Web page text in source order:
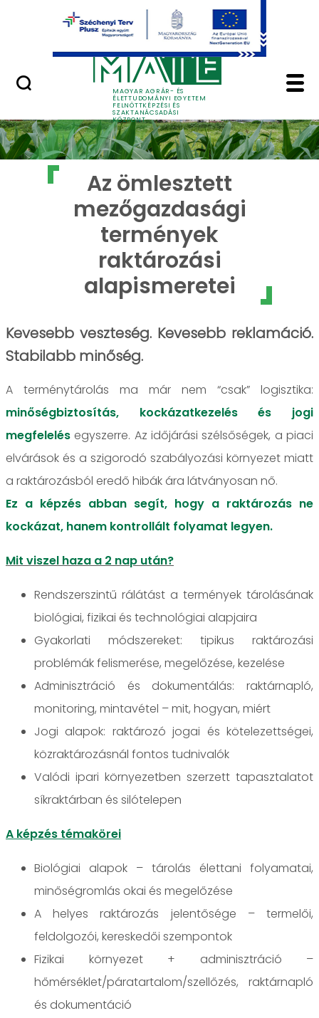
Ugrás a fő tartalomhoz
MAGYAR AGRÁR- ÉS
ÉLETTUDOMÁNYI EGYETEM
FELNŐTTKÉPZÉSI ÉS
SZAKTANÁCSADÁSI
KÖZPONT
Az ömlesztett
Az ömlesztett
mezőgazdasági
termények
raktározási
alapismeretei
Kevesebb veszteség. Kevesebb reklamáció.
Stabilabb minőség.
A terménytárolás ma már nem “csak” logisztika:
minőségbiztosítás, kockázatkezelés és jogi
megfelelés egyszerre. Az időjárási szélsőségek, a piaci
elvárások és a szigorodó szabályozási környezet miatt
a raktározásból eredő hibák ára látványosan nő.
Ez a képzés abban segít, hogy a raktározás ne
kockázat, hanem kontrollált folyamat legyen.
Mit viszel haza a 2 nap után?
Rendszerszintű rálátást a termények tárolásának
biológiai, fizikai és technológiai alapjaira
Gyakorlati módszereket: tipikus raktározási
problémák felismerése, megelőzése, kezelése
Adminisztráció és dokumentálás: raktárnapló,
monitoring, mintavétel – mit, hogyan, miért
Jogi alapok: raktározó jogai és kötelezettségei,
közraktározásnál fontos tudnivalók
Valódi ipari környezetben szerzett tapasztalatot
síkraktárban és silótelepen
A képzés témakörei
Biológiai alapok – tárolás élettani folyamatai,
minőségromlás okai és megelőzése
A helyes raktározás jelentősége – termelői,
feldolgozói, kereskedői szempontok
Fizikai környezet + adminisztráció –
hőmérséklet/páratartalom/szellőzés, raktárnapló
és dokumentáció